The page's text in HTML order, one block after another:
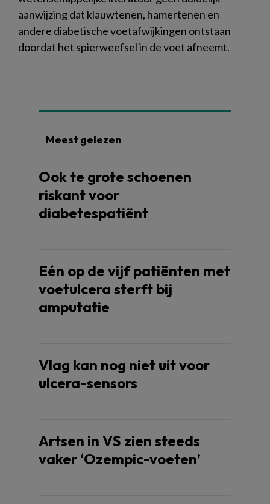
aanwijzing dat klauwtenen, hamertenen en
andere diabetische voetafwijkingen ontstaan
doordat het spierweefsel in de voet afneemt.
Meest gelezen
Ook te grote schoenen
riskant voor
diabetespatiënt
Eén op de vijf patiënten met
voetulcera sterft bij
amputatie
Vlag kan nog niet uit voor
ulcera-sensors
Artsen in VS zien steeds
vaker ‘Ozempic-voeten’